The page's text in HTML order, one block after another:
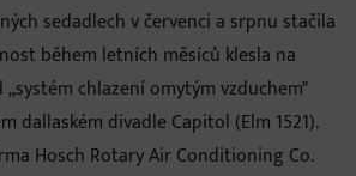
sedadlech v červenci a srpnu stačila
během letních měsíců klesla na
„systém chlazení omytým vzduchem"
dallaském divadle Capitol (Elm 1521).
Hosch Rotary Air Conditioning Co.